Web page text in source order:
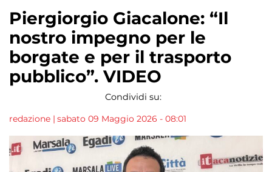
Piergiorgio Giacalone: “Il
nostro impegno per le
borgate e per il trasporto
pubblico”. VIDEO
Condividi su:
redazione | sabato 09 Maggio 2026 - 08:01